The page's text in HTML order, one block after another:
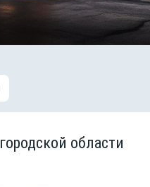
области